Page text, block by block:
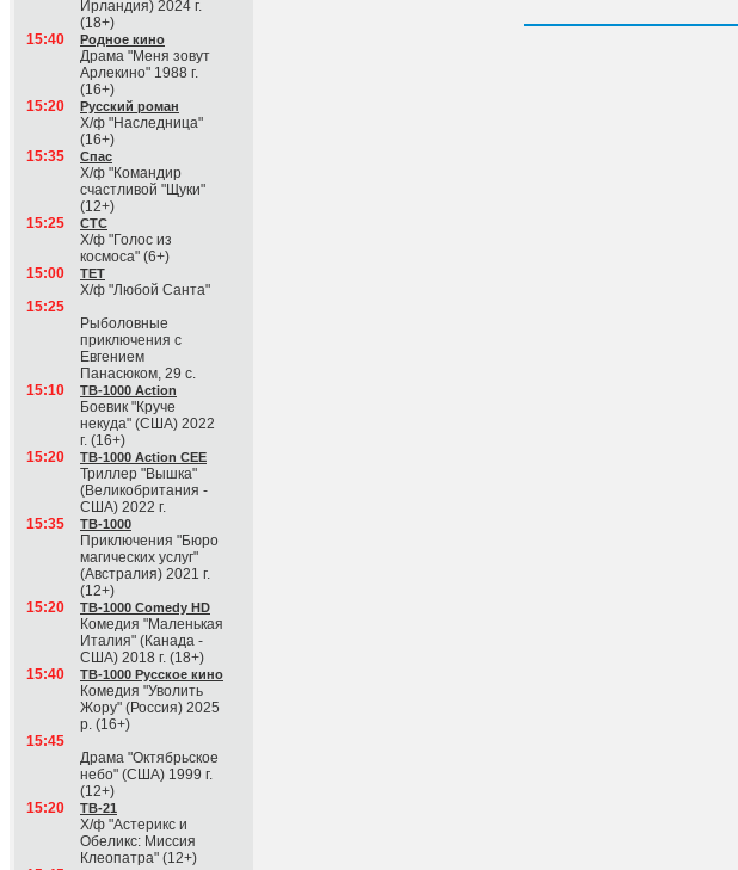
Ирландия) 2024 г.
(18+)
15:40
Родное кино
Драма "Меня зовут
Арлекино" 1988 г.
(16+)
15:20
Русский роман
Х/ф "Наследница"
(16+)
15:35
Спас
Х/ф "Командир
счастливой "Щуки"
(12+)
15:25
СТС
Х/ф "Голос из
космоса" (6+)
15:00
ТЕТ
Х/ф "Любой Санта"
15:25
Рыболовные
приключения с
Евгением
Панасюком, 29 с.
15:10
ТВ-1000 Action
Боевик "Круче
некуда" (США) 2022
г. (16+)
15:20
ТВ-1000 Action CEE
Триллер "Вышка"
(Великобритания -
США) 2022 г.
15:35
ТВ-1000
Приключения "Бюро
магических услуг"
(Австралия) 2021 г.
(12+)
15:20
ТВ-1000 Comedy HD
Комедия "Маленькая
Италия" (Канада -
США) 2018 г. (18+)
15:40
ТВ-1000 Русское кино
Комедия "Уволить
Жору" (Россия) 2025
р. (16+)
15:45
Драма "Октябрьское
небо" (США) 1999 г.
(12+)
15:20
ТВ-21
Х/ф "Астерикс и
Обеликс: Миссия
Клеопатра" (12+)